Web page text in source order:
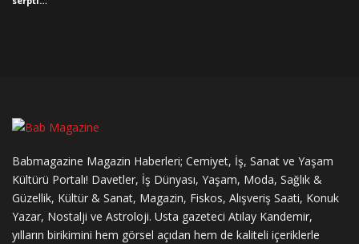
Babmagazine Magazin Haberleri; Cemiyet, İş, Sanat ve Yaşam
Kültürü Portalı! Davetler, İş Dünyası, Yaşam, Moda, Sağlık &
Güzellik, Kültür & Sanat, Magazin, Fiskos, Alışveriş Saati, Konuk
Yazar, Nostalji ve Astroloji. Usta gazeteci Atılay Kandemir,
yılların birikimini hem görsel açıdan hem de kaliteli içeriklerle